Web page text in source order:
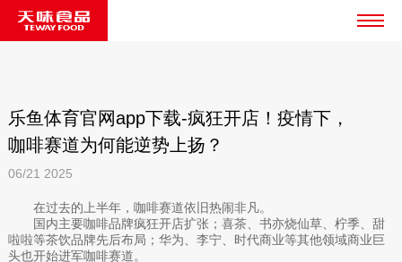
乐鱼体育官网app下载-疯狂开店！疫情下，
咖啡赛道为何能逆势上扬？
06/21 2025
在过去的上半年，咖啡赛道依旧热闹非凡。
国内主要咖啡品牌疯狂开店扩张；喜茶、书亦烧仙草、柠季、甜
啦啦等茶饮品牌先后布局；华为、李宁、时代商业等其他领域商业巨
头也开始进军咖啡赛道。